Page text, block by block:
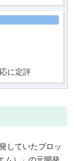
に定評
していたブロッ